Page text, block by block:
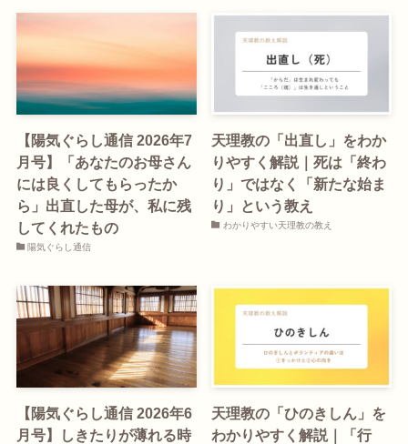
【陽気ぐらし通信 2026年7
月号】「あなたのお母さん
には良くしてもらったか
ら」出直した母が、私に残
してくれたもの
陽気ぐらし通信
天理教の「出直し」をわか
りやすく解説｜死は「終わ
り」ではなく「新たな始ま
り」という教え
わかりやすい天理教の教え
【陽気ぐらし通信 2026年6
月号】しきたりが薄れる時
天理教の「ひのきしん」を
わかりやすく解説｜「行